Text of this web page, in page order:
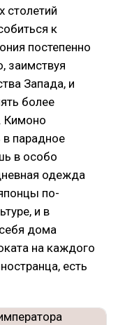
столетий
к
постепенно
заимствуя
Запада, и
более
Кимоно
в парадное
в особо
одежда
по-
и в
дома
на каждого
есть